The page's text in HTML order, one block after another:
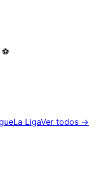
⚽
La LigaVer todos →